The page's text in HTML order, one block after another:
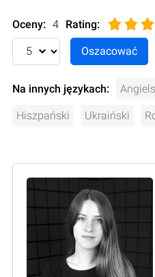
Oceny: 4 Rating:
Na innych językach:
Hiszpański Ukraiński